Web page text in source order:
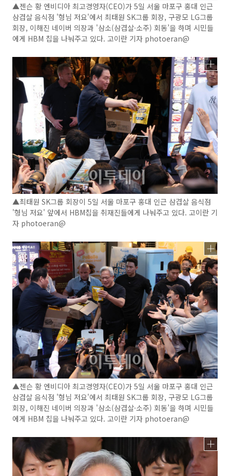
▲젠슨 황 엔비디아 최고경영자(CEO)가 5일 서울 마포구 홍대 인근
삼겹살 음식점 '형님 저요'에서 최태원 SK그룹 회장, 구광모 LG그룹
회장, 이해진 네이버 의장과 '삼소(삼겹살·소주) 회동’을 하며 시민들
에게 HBM 칩을 나눠주고 있다. 고이란 기자 photoeran@
▲최태원 SK그룹 회장이 5일 서울 마포구 홍대 인근 삼겹살 음식점
'형님 저요' 앞에서 HBM칩을 취재진들에게 나눠주고 있다. 고이란 기
자 photoeran@
▲젠슨 황 엔비디아 최고경영자(CEO)가 5일 서울 마포구 홍대 인근
삼겹살 음식점 '형님 저요'에서 최태원 SK그룹 회장, 구광모 LG그룹
회장, 이해진 네이버 의장과 '삼소(삼겹살·소주) 회동’을 하며 시민들
에게 HBM 칩을 나눠주고 있다. 고이란 기자 photoeran@